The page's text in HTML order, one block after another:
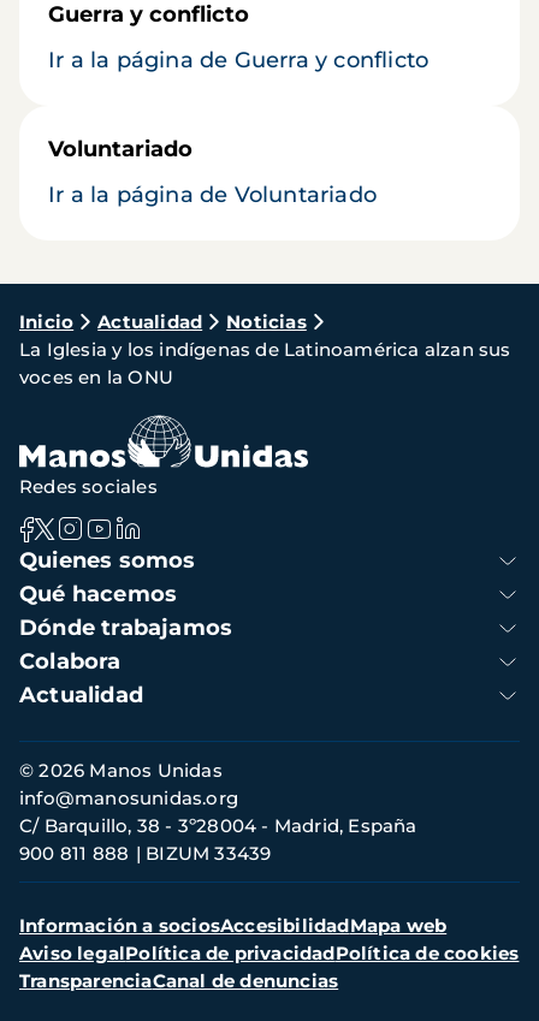
Guerra y conflicto
Ir a la página de Guerra y conflicto
Voluntariado
Ir a la página de Voluntariado
Ruta
de
navegación
Inicio Actualidad
Noticias
La Iglesia y los indígenas de Latinoamérica alzan sus
voces en la ONU
Navegación
principal
Quienes somos
Qué hacemos
Dónde trabajamos
Colabora
Actualidad
Redes sociales
Información
de
contacto
© 2026 Manos Unidas
C/ Barquillo, 38 - 3º28004 - Madrid, España
900 811 888
BIZUM 33439
info@manosunidas.org
Menú
secundario
Información a sociosAccesibilidadMapa web
Aviso legalPolítica de privacidadPolítica de cookies
TransparenciaCanal de denuncias